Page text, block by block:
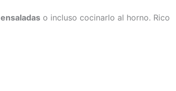
ensaladas o incluso cocinarlo al horno. Rico